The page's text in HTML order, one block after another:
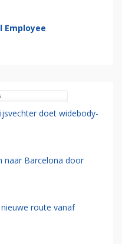
Employee
doet widebody-
naar Barcelona door
route vanaf